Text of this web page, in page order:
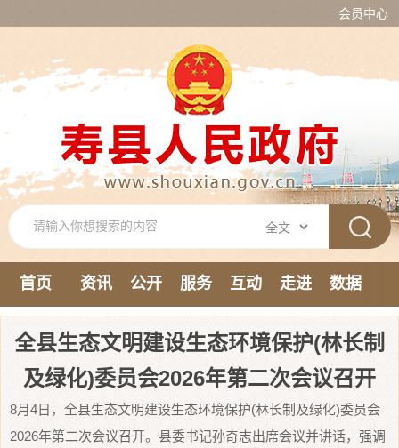
会员中心
首页 资讯 公开 服务 互动 走进
数据
新媒体
全县生态文明建设生态环境保护(林长制
及绿化)委员会2026年第二次会议召开
8月4日，全县生态文明建设生态环境保护(林长制及绿化)委员会
2026年第二次会议召开。县委书记孙奇志出席会议并讲话，强调